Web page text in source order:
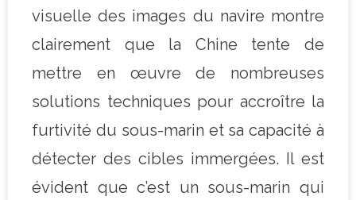
visuelle des images du navire montre
clairement que la Chine tente de
mettre en œuvre de nombreuses
solutions techniques pour accroître la
furtivité du sous-marin et sa capacité à
détecter des cibles immergées. Il est
évident que c’est un sous-marin qui